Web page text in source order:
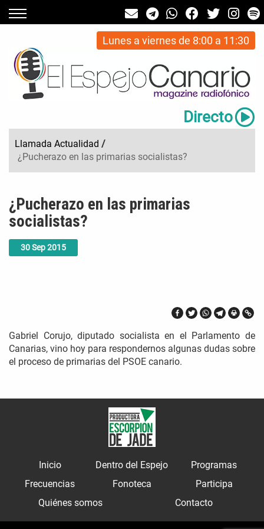
Lunes a viernes de 8:00 a 11:30
Directo
Llamada Actualidad /
¿Pucherazo en las primarias socialistas?
30Sep2015
¿Pucherazo en las primarias
socialistas?
Gabriel Corujo, diputado socialista en el Parlamento de
Canarias, vino hoy para respondernos algunas dudas sobre
el proceso de primarias del PSOE canario.
Inicio Dentro del Espejo
Programas
Frecuencias
Fonoteca
Participa
Quiénes somos
Contacto